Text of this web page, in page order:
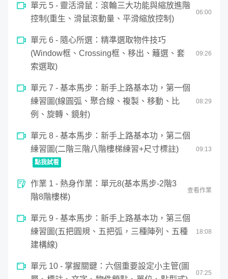
單元 5 - 靈活滑鼠：滾輪三大功能與縮放進階
控制(重生、滑鼠滾動量、平滑縮放控制)
06:00
單元 6 - 隨心所選：精準選取物件技巧
(Window框、Crossing框、移出、籬選、套
索選取)
09:26
單元 7 - 基本馬步：新手上路基本功，第一個
練習圖(線圓弧、聚合線、複製、移動、比
例、旋轉、鏡射)
08:29
單元 8 - 基本馬步：新手上路基本功，第二個
練習圖(二階三階八階樓梯練習+尺寸標註)
點我試看
09:13
基本馬步：新手上路基本功，第二個練習圖(二階三階八階
seconds
seconds
作業 1 - 熱身作業：單元8(基本馬步-2階3
階8階樓梯)
查看作業
單元 9 - 基本馬步：新手上路基本功，第三個
練習圖(五把圓規、五把弧，三種陣列、五種
建構線)
18:08
單元 10 - 掌握關鍵：六個重要設定小主管(圖
07:25